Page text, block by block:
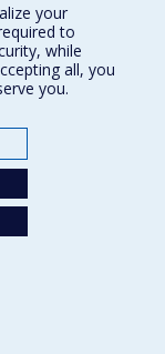
your
to
while
all, you
you.